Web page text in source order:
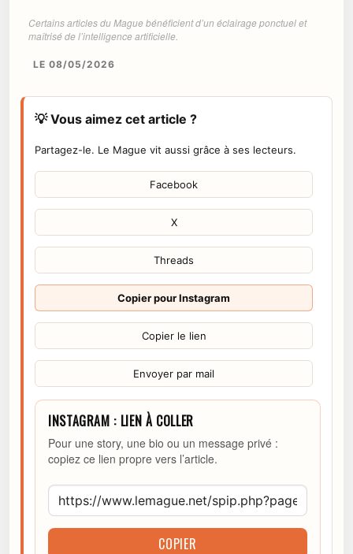
Certains articles du Mague bénéficient d’un éclairage ponctuel et
maîtrisé de l’intelligence artificielle.
LE 08/05/2026
💡 Vous aimez cet article ?
Partagez-le. Le Mague vit aussi grâce à ses lecteurs.
Facebook
X
Threads
Copier pour Instagram
Copier le lien
Envoyer par mail
INSTAGRAM : LIEN À COLLER
Pour une story, une bio ou un message privé :
copiez ce lien propre vers l’article.
COPIER